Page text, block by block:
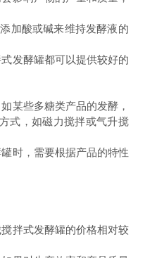
加酸或碱来维持发酵液的
发酵罐都可以提供较好的
某些多糖类产品的发酵，
式，如磁力搅拌或气升搅
时，需要根据产品的特性
拌式发酵罐的价格相对较